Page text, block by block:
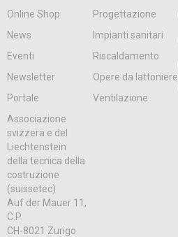
Online Shop
Progettazione
News
Impianti sanitari
Eventi
Riscaldamento
Newsletter
Opere da lattoniere
Portale
Ventilazione
Associazione
svizzera e del
Liechtenstein
della tecnica della
costruzione
(suissetec)
Auf der Mauer 11,
C.P.
CH-8021 Zurigo